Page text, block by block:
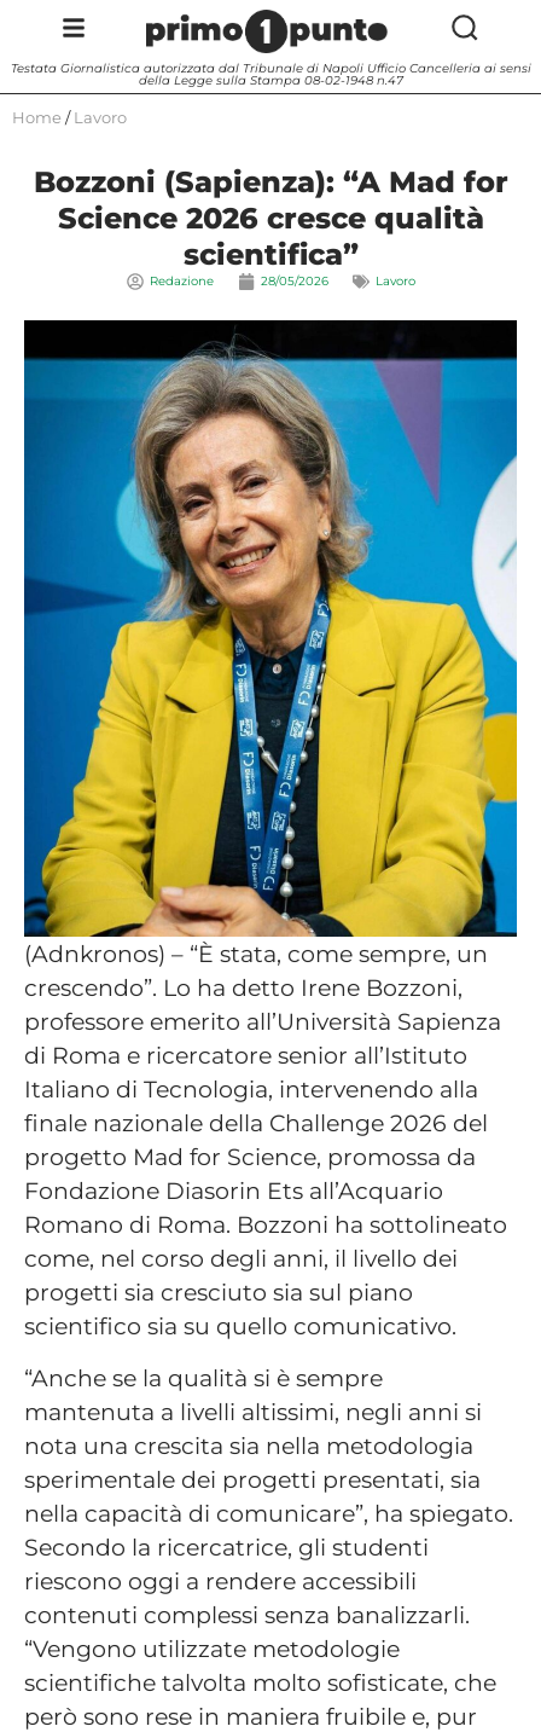
Testata Giornalistica autorizzata dal Tribunale di Napoli Ufficio Cancelleria ai sensi
della Legge sulla Stampa 08-02-1948 n.47
Home / Lavoro
Bozzoni (Sapienza): “A Mad for
Science 2026 cresce qualità
scientifica”
Redazione 28/05/2026 Lavoro
(Adnkronos) – “È stata, come sempre, un
crescendo”. Lo ha detto Irene Bozzoni,
professore emerito all’Università Sapienza
di Roma e ricercatore senior all’Istituto
Italiano di Tecnologia, intervenendo alla
finale nazionale della Challenge 2026 del
progetto Mad for Science, promossa da
Fondazione Diasorin Ets all’Acquario
Romano di Roma. Bozzoni ha sottolineato
come, nel corso degli anni, il livello dei
progetti sia cresciuto sia sul piano
scientifico sia su quello comunicativo.
“Anche se la qualità si è sempre
mantenuta a livelli altissimi, negli anni si
nota una crescita sia nella metodologia
sperimentale dei progetti presentati, sia
nella capacità di comunicare”, ha spiegato.
Secondo la ricercatrice, gli studenti
riescono oggi a rendere accessibili
contenuti complessi senza banalizzarli.
“Vengono utilizzate metodologie
scientifiche talvolta molto sofisticate, che
però sono rese in maniera fruibile e, pur